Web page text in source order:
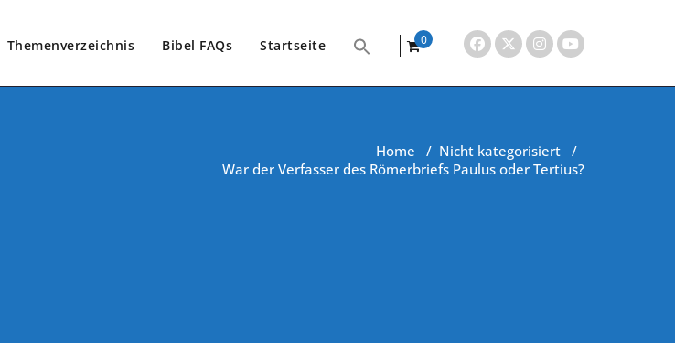
Themenverzeichnis Bibel FAQs Startseite
0
Home / Nicht kategorisiert /
War der Verfasser des Römerbriefs Paulus oder Tertius?